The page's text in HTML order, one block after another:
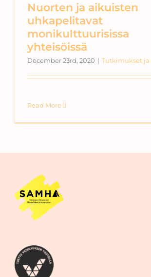
Nuorten ja aikuisten
uhkapelitavat
monikulttuurisissa
yhteisöissä
December 23rd, 2020 | Tutkimukset ja
Read More